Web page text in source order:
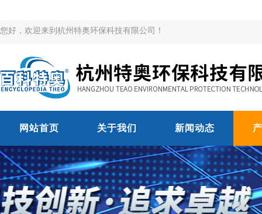
您好，欢迎来到杭州特奥环保科技有限公司！
网站首页 关于我们 新闻动态